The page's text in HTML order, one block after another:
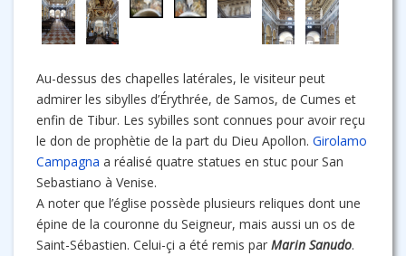
Au-dessus des chapelles latérales, le visiteur peut
admirer les sibylles d’Érythrée, de Samos, de Cumes et
enfin de Tibur. Les sybilles sont connues pour avoir reçu
le don de prophètie de la part du Dieu Apollon. Girolamo
Campagna a réalisé quatre statues en stuc pour San
Sebastiano à Venise.
A noter que l’église possède plusieurs reliques dont une
épine de la couronne du Seigneur, mais aussi un os de
Saint-Sébastien. Celui-çi a été remis par Marin Sanudo.